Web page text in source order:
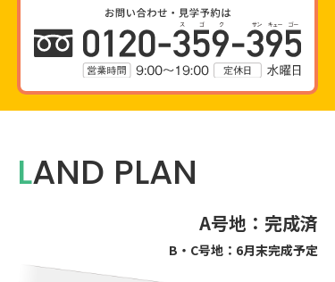
LAND PLAN
A号地：完成済
B・C号地： 6月末完成予定